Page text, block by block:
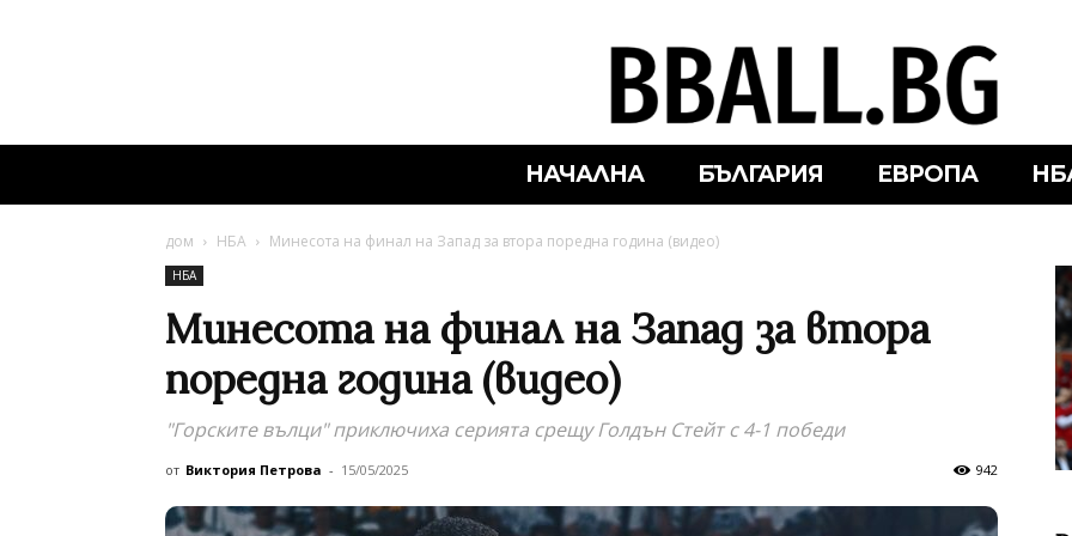
НАЧАЛНА БЪЛГАРИЯ ЕВРОПА
дом НБА Минесота на финал на Запад за втора поредна година (видео)
НБА
Минесота на финал на Запад за втора
поредна година (видео)
"Горските вълци" приключиха серията срещу Голдън Стейт с 4-1 победи
от Виктория Петрова - 15/05/2025 942